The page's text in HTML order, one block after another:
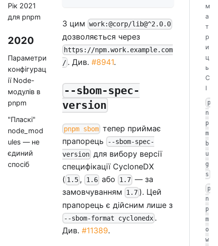
Рік 2021
для pnpm
2020
Параметри
конфігурац
ії Node-
модулів в
pnpm
"Пласкі"
node_mod
ules — не
єдиний
спосіб
З цим work:@corp/lib@^2.0.0
дозволяється через
https://npm.work.example.com
/ . Див.#8941.
--sbom-spec-
version
pnpm sbom тепер приймає
прапорець
--sbom-spec-
version для вибору версії
специфікації CycloneDX
( 1.5 , 1.6або 1.7 — за
замовчуванням
1.7 ). Цей
прапорець є дійсним лише з
--sbom-format cyclonedx .
Див. #11389.
м
а
т
р
и
ц
ь
C
I
p
n
p
m
b
u
g
s
p
n
p
m
o
w